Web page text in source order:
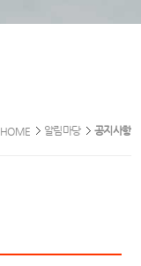
HOME 알림마당 공지사항